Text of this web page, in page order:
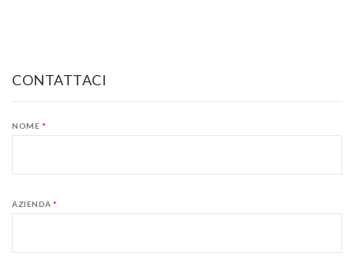
CONTATTACI
NOME *
AZIENDA *